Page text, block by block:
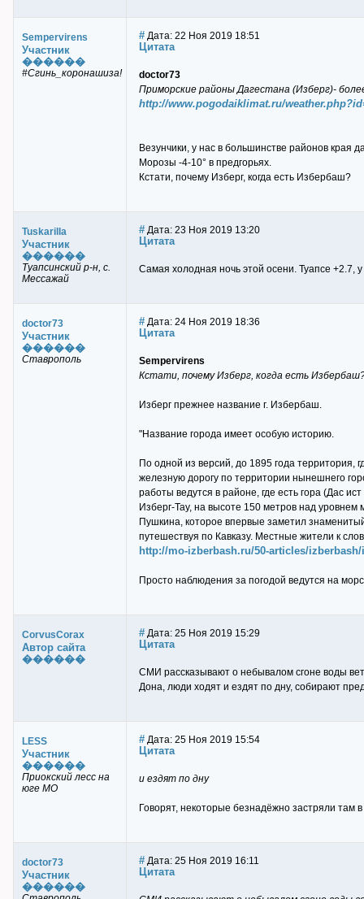
Sempervirens
Участник
������
#Сгинь_коронашиза!
# Дата: 22 Ноя 2019 18:51
Цитата
doctor73
Приморские районы Дагестана (Изберг)-
http://www.pogodaiklimat.ru/
Везунчики, у нас в большинстве районов края
Морозы -4-10° в предгорьях.
Кстати, почему Изберг, когда есть Избербаш?
Tuskarilla
Участник
������
Туапсинский р-н, с.
Мессажай
# Дата: 23 Ноя 2019 13:20
Цитата
Самая холодная ночь этой осени. Туапсе +2.7,
doctor73
Участник
������
Ставрополь
# Дата: 24 Ноя 2019 18:36
Цитата
Sempervirens
Кстати, почему Изберг, когда есть
Изберг прежнее название г. Избербаш.
"Название города имеет особую историю.
По одной из версий, до 1895 года
железную дорогу по территории нынешнего
работы ведутся в районе, где есть гора (Дас
Изберг-Тау, на высоте 150 метров над уровнем
Пушкина, которое впервые заметил
путешествуя по Кавказу. Местные жители к
http://mo-izberbash.ru/50-articles/
Просто наблюдения за погодой ведутся на
CorvusCorax
Автор сайта
������
# Дата: 25 Ноя 2019 15:29
Цитата
СМИ рассказывают о небывалом сгоне воды
Дона, люди ходят и ездят по дну, собирают
LESS
Участник
������
Приокский лесс на
юге МО
# Дата: 25 Ноя 2019 15:54
Цитата
и ездят по дну
Говорят, некоторые безнадёжно застряли там
doctor73
Участник
������
# Дата: 25 Ноя 2019 16:11
Цитата